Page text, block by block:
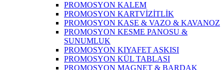
PROMOSYON KALEM
PROMOSYON KARTVİZİTLİK
PROMOSYON KASE & VAZO & KAVANOZ
PROMOSYON KESME PANOSU &
SUNUMLUK
PROMOSYON KIYAFET ASKISI
PROMOSYON KÜL TABLASI
PROMOSYON MAGNET & BARDAK